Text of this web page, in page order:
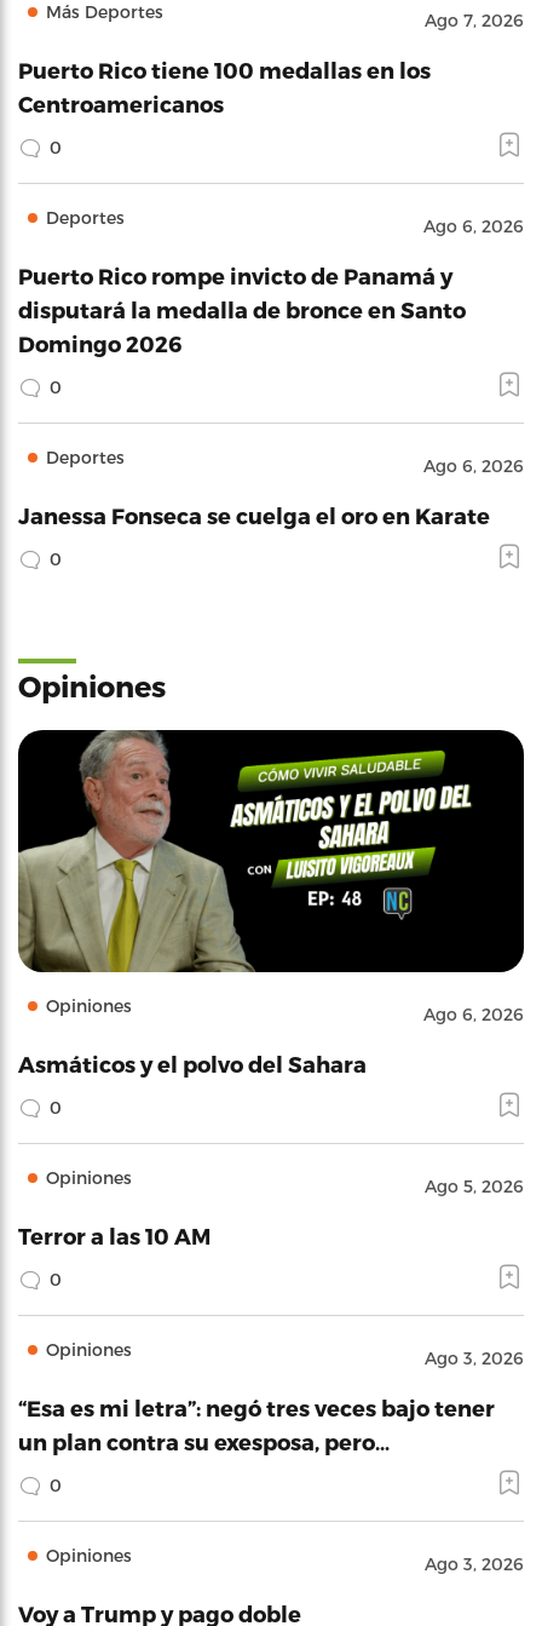
Más Deportes Ago 7, 2026
Puerto Rico tiene 100 medallas en los
Centroamericanos
0
Deportes Ago 6, 2026
Puerto Rico rompe invicto de Panamá y
disputará la medalla de bronce en Santo
Domingo 2026
0
Deportes Ago 6, 2026
Janessa Fonseca se cuelga el oro en Karate
0
Opiniones
Opiniones Ago 6, 2026
Asmáticos y el polvo del Sahara
0
Opiniones Ago 5, 2026
Terror a las 10 AM
0
Opiniones Ago 3, 2026
“Esa es mi letra”: negó tres veces bajo tener
un plan contra su exesposa, pero…
0
Opiniones Ago 3, 2026
Voy a Trump y pago doble